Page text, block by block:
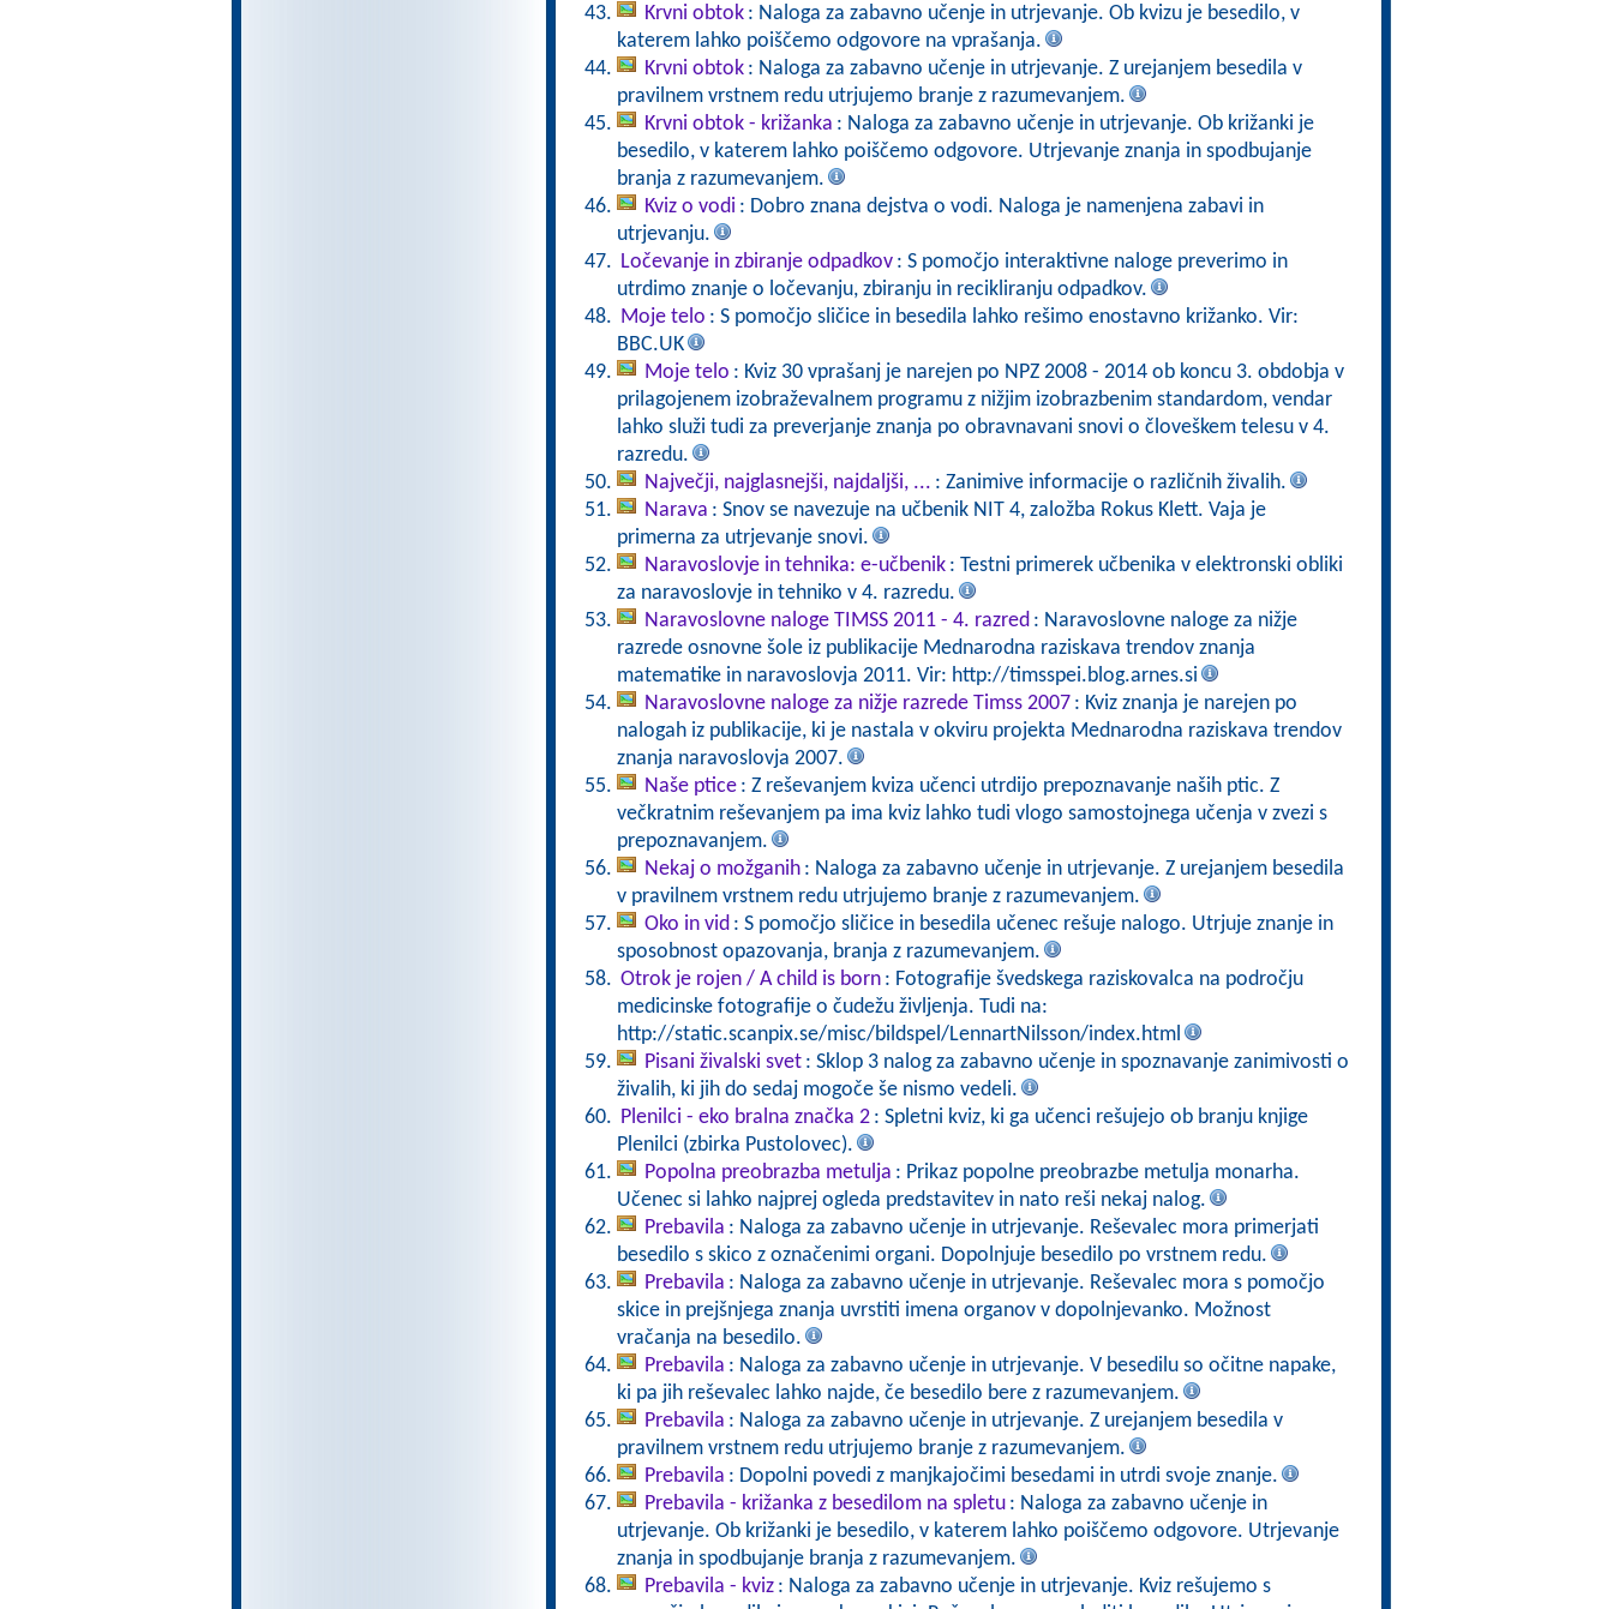
Krvni obtok : Naloga za zabavno učenje in utrjevanje. Ob kvizu je besedilo, v
katerem lahko poiščemo odgovore na vprašanja.
Krvni obtok : Naloga za zabavno učenje in utrjevanje. Z urejanjem besedila v
pravilnem vrstnem redu utrjujemo branje z razumevanjem.
Krvni obtok - križanka : Naloga za zabavno učenje in utrjevanje. Ob križanki je
besedilo, v katerem lahko poiščemo odgovore. Utrjevanje znanja in spodbujanje
branja z razumevanjem.
Kviz o vodi : Dobro znana dejstva o vodi. Naloga je namenjena zabavi in
utrjevanju.
Ločevanje in zbiranje odpadkov : S pomočjo interaktivne naloge preverimo in
utrdimo znanje o ločevanju, zbiranju in recikliranju odpadkov.
Moje telo : S pomočjo sličice in besedila lahko rešimo enostavno križanko. Vir:
BBC.UK
Moje telo : Kviz 30 vprašanj je narejen po NPZ 2008 - 2014 ob koncu 3. obdobja v
prilagojenem izobraževalnem programu z nižjim izobrazbenim standardom, vendar
lahko služi tudi za preverjanje znanja po obravnavani snovi o človeškem telesu v 4.
razredu.
Največji, najglasnejši, najdaljši, ... : Zanimive informacije o različnih živalih.
Narava : Snov se navezuje na učbenik NIT 4, založba Rokus Klett. Vaja je
primerna za utrjevanje snovi.
Naravoslovje in tehnika: e-učbenik : Testni primerek učbenika v elektronski obliki
za naravoslovje in tehniko v 4. razredu.
Naravoslovne naloge TIMSS 2011 - 4. razred : Naravoslovne naloge za nižje
razrede osnovne šole iz publikacije Mednarodna raziskava trendov znanja
matematike in naravoslovja 2011. Vir: http://timsspei.blog.arnes.si
Naravoslovne naloge za nižje razrede Timss 2007 : Kviz znanja je narejen po
nalogah iz publikacije, ki je nastala v okviru projekta Mednarodna raziskava trendov
znanja naravoslovja 2007.
Naše ptice : Z reševanjem kviza učenci utrdijo prepoznavanje naših ptic. Z
večkratnim reševanjem pa ima kviz lahko tudi vlogo samostojnega učenja v zvezi s
prepoznavanjem.
Nekaj o možganih : Naloga za zabavno učenje in utrjevanje. Z urejanjem besedila
v pravilnem vrstnem redu utrjujemo branje z razumevanjem.
Oko in vid : S pomočjo sličice in besedila učenec rešuje nalogo. Utrjuje znanje in
sposobnost opazovanja, branja z razumevanjem.
Otrok je rojen / A child is born : Fotografije švedskega raziskovalca na področju
medicinske fotografije o čudežu življenja. Tudi na:
http://static.scanpix.se/misc/bildspel/LennartNilsson/index.html
Pisani živalski svet : Sklop 3 nalog za zabavno učenje in spoznavanje zanimivosti o
živalih, ki jih do sedaj mogoče še nismo vedeli.
Plenilci - eko bralna značka 2 : Spletni kviz, ki ga učenci rešujejo ob branju knjige
Plenilci (zbirka Pustolovec).
Popolna preobrazba metulja : Prikaz popolne preobrazbe metulja monarha.
Učenec si lahko najprej ogleda predstavitev in nato reši nekaj nalog.
Prebavila : Naloga za zabavno učenje in utrjevanje. Reševalec mora primerjati
besedilo s skico z označenimi organi. Dopolnjuje besedilo po vrstnem redu.
Prebavila : Naloga za zabavno učenje in utrjevanje. Reševalec mora s pomočjo
skice in prejšnjega znanja uvrstiti imena organov v dopolnjevanko. Možnost
vračanja na besedilo.
Prebavila : Naloga za zabavno učenje in utrjevanje. V besedilu so očitne napake,
ki pa jih reševalec lahko najde, če besedilo bere z razumevanjem.
Prebavila : Naloga za zabavno učenje in utrjevanje. Z urejanjem besedila v
pravilnem vrstnem redu utrjujemo branje z razumevanjem.
Prebavila : Dopolni povedi z manjkajočimi besedami in utrdi svoje znanje.
Prebavila - križanka z besedilom na spletu : Naloga za zabavno učenje in
utrjevanje. Ob križanki je besedilo, v katerem lahko poiščemo odgovore. Utrjevanje
znanja in spodbujanje branja z razumevanjem.
Prebavila - kviz : Naloga za zabavno učenje in utrjevanje. Kviz rešujemo s